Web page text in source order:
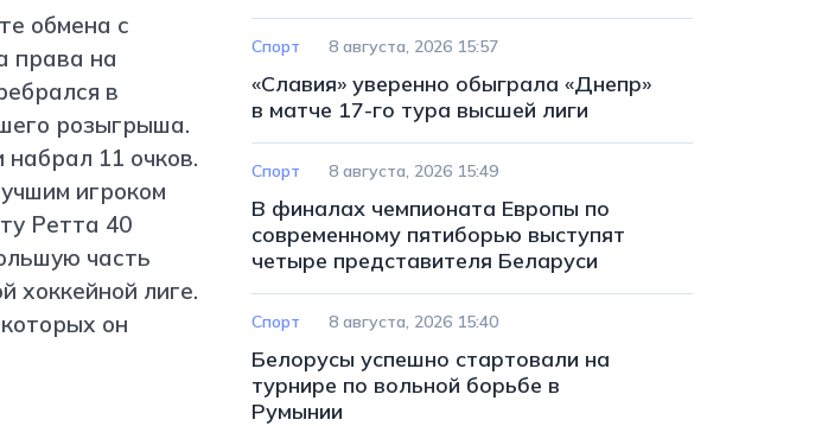
обмена с
права на
в
розыгрыша.
11 очков.
игроком
Ретта 40
часть
хоккейной лиге.
он
Спорт 8 августа, 2026 15:57
«Славия» уверенно обыграла «Днепр»
в матче 17-го тура высшей лиги
Спорт 8 августа, 2026 15:49
В финалах чемпионата Европы по
современному пятиборью выступят
четыре представителя Беларуси
Спорт 8 августа, 2026 15:40
Белорусы успешно стартовали на
турнире по вольной борьбе в
Румынии